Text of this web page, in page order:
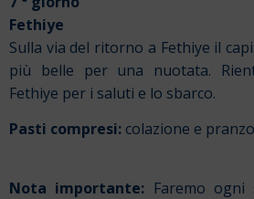
Fethiye
Sulla via del ritorno a Fethiye il
più belle per una nuotata.
Fethiye per i saluti e lo sbarco.
Pasti compresi: colazione e pranzo
Nota importante: Faremo